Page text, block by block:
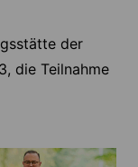
der
die Teilnahme